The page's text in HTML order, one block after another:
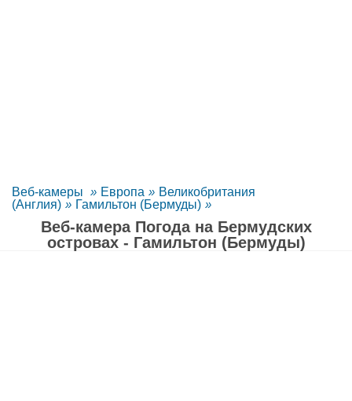
Веб-камеры » Европа » Великобритания
(Англия) » Гамильтон (Бермуды) »
Веб-камера Погода на Бермудских
островах - Гамильтон (Бермуды)